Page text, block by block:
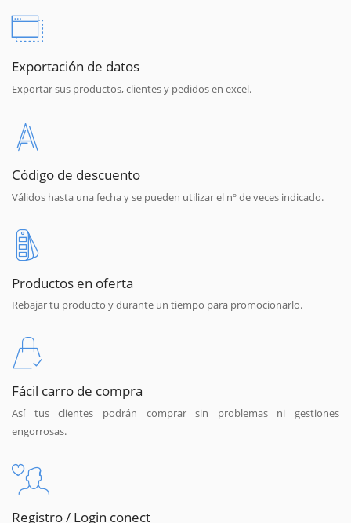
Exportación de datos
Exportar sus productos, clientes y pedidos en excel.
Código de descuento
Válidos hasta una fecha y se pueden utilizar el nº de veces indicado.
Productos en oferta
Rebajar tu producto y durante un tiempo para promocionarlo.
Fácil carro de compra
Así tus clientes podrán comprar sin problemas ni gestiones
engorrosas.
Registro / Login conect